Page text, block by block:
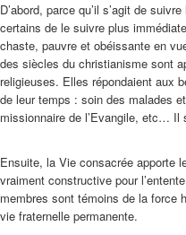
D’abord, parce qu’il s’agit de
certains de le suivre plus
chaste, pauvre et obéissante en
des siècles du christianisme sont
religieuses. Elles répondaient aux
de leur temps : soin des malades
missionnaire de l’Evangile, etc… Il
Ensuite, la Vie consacrée apporte
vraiment constructive pour
membres sont témoins de la force
vie fraternelle permanente.